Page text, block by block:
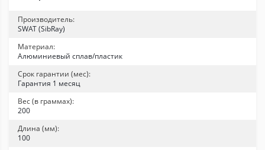
Производитель:
SWAT (SibRay)
Материал:
Алюминиевый сплав/пластик
Срок гарантии (мес):
Гарантия 1 месяц
Вес (в граммах):
200
Длина (мм):
100